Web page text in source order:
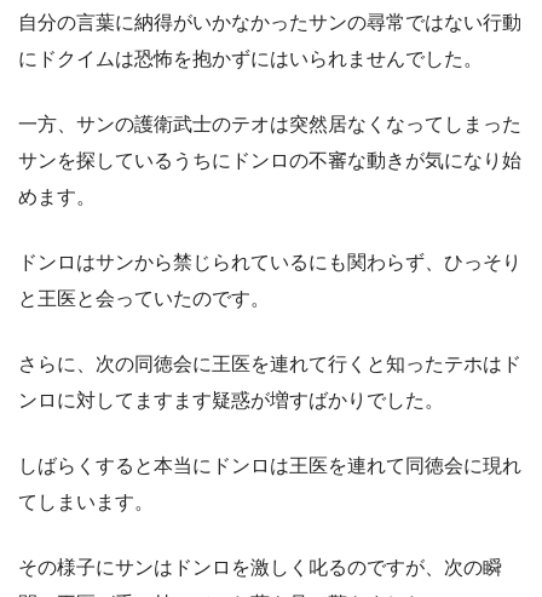
自分の言葉に納得がいかなかったサンの尋常ではない行動
にドクイムは恐怖を抱かずにはいられませんでした。
一方、サンの護衛武士のテオは突然居なくなってしまった
サンを探しているうちにドンロの不審な動きが気になり始
めます。
ドンロはサンから禁じられているにも関わらず、ひっそり
と王医と会っていたのです。
さらに、次の同徳会に王医を連れて行くと知ったテホはド
ンロに対してますます疑惑が増すばかりでした。
しばらくすると本当にドンロは王医を連れて同徳会に現れ
てしまいます。
その様子にサンはドンロを激しく叱るのですが、次の瞬